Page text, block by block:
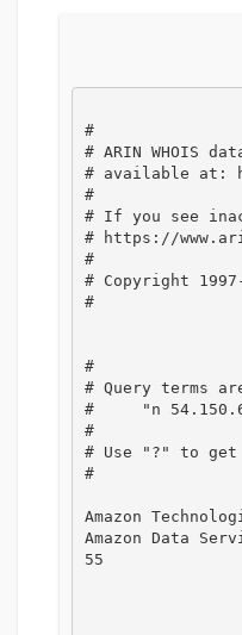
#
# ARIN WHOIS
# available at:
#
# If you see
# https://
#
# Copyright
#
#
# Query terms
#     "n
#
# Use "?" to get
#
Amazon
Amazon Data
55